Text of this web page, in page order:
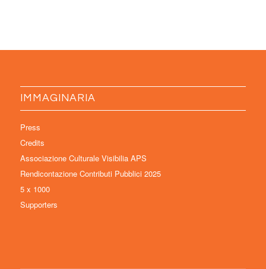
IMMAGINARIA
Press
Credits
Associazione Culturale Visibilia APS
Rendicontazione Contributi Pubblici 2025
5 x 1000
Supporters